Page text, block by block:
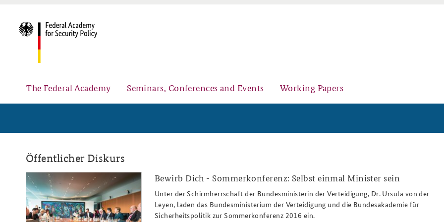
The Federal Academy
Advisory Board
Partners Young Leaders in Security Policy
Seminars, Conferences and Events
Security Policy Course for Senior Officials
Public Events Further Events
Working Papers
Öffentlicher Diskurs
soko16_slider.jpg Bewirb Dich - Sommerkonferenz: Selbst einmal Minister sein
Unter der Schirmherrschaft der Bundesministerin der Verteidigung, Dr. Ursula von der
Leyen, laden das Bundesministerium der Verteidigung und die Bundesakademie für
Sicherheitspolitik zur Sommerkonferenz 2016 ein.